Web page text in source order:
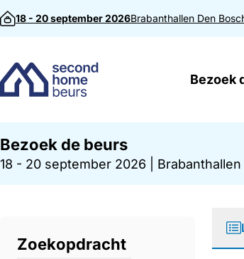
Direct naar inhoud
18 - 20 september 2026Brabanthallen Den
Bezoek
Bezoek de beurs
18 - 20 september 2026
Zoekopdracht